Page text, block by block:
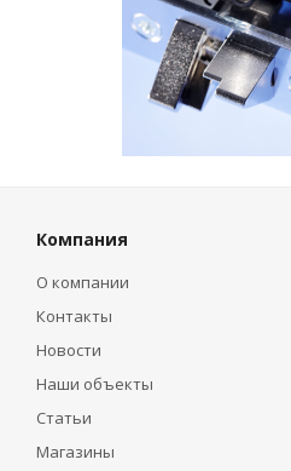
Компания
О компании
Контакты
Новости
Наши объекты
Статьи
Магазины